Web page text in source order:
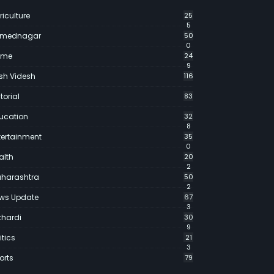
25
5
50
0
24
9
Videsh 116
83
32
8
35
0
20
2
50
2
Update
67
3
30
9
21
3
79